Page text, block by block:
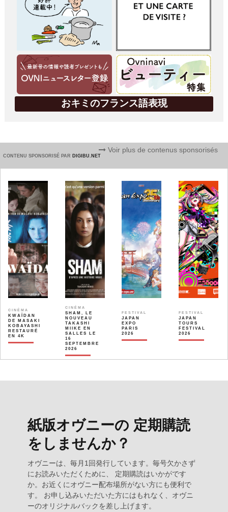
おキミのフランス語表現
CONTENU SPONSORISÉ PAR DIGIBU.NET
Voir plus de contenus sponsorisés
CINÉMA
KWAÏDAN
DE MASAKI
KOBAYASHI
RESTAURÉ
EN 4K
CINÉMA
SHAM, LE
NOUVEAU
TAKASHI
MIIKE EN
SALLES LE
16
SEPTEMBRE
2026
FESTIVAL
JAPAN
EXPO
PARIS
2026
FESTIVAL
JAPAN
TOURS
FESTIVAL
2026
紙版オヴニーの 定期購読
をしませんか？
オヴニーは、毎月1回発行しています。毎号欠かさず
にお読みいただくために、 定期購読はいかがです
か。お近くにオヴニー配布場所がない方にも便利で
す。 お申し込みいただいた方にはもれなく、オヴニ
ーのオリジナルバックを差し上げます。